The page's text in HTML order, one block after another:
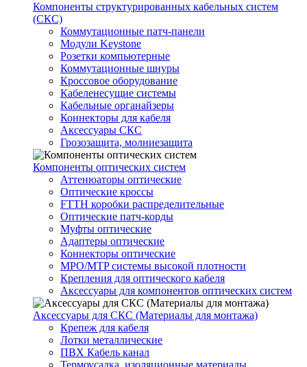
Компоненты структурированных кабельных систем
(СКС)
Коммутационные патч-панели
Модули Keystone
Розетки компьютерные
Коммутационные шнуры
Кроссовое оборудование
Кабеленесущие системы
Кабельные органайзеры
Коннекторы для кабеля
Аксессуары СКС
Грозозащита, молниезащита
Компоненты оптических систем
Аттенюаторы оптические
Оптические кроссы
FTTH коробки распределительные
Оптические патч-корды
Муфты оптические
Адаптеры оптические
Коннекторы оптические
MPO/MTP системы высокой плотности
Крепления для оптического кабеля
Аксессуары для компонентов оптических систем
Аксессуары для СКС (Материалы для монтажа)
Крепеж для кабеля
Лотки металлические
ПВХ Кабель канал
Термоусадка, изоляционные материалы,